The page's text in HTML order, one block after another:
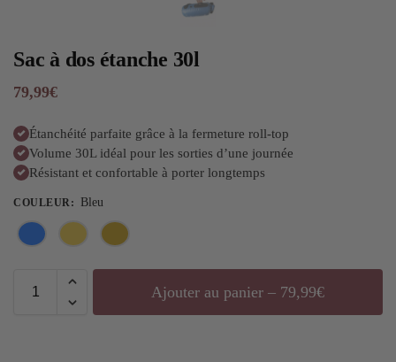
Sac à dos étanche 30l
79,99€
Étanchéité parfaite grâce à la fermeture roll-top
Volume 30L idéal pour les sorties d’une journée
Résistant et confortable à porter longtemps
COULEUR: Bleu
Ajouter au panier – 79,99€